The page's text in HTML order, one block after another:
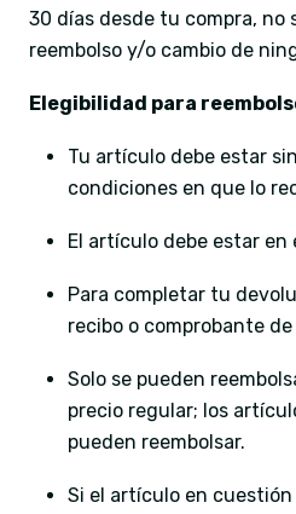
30 días desde tu compra, no
reembolso y/o cambio de
Elegibilidad para
Tu artículo debe estar
condiciones en que lo
El artículo debe estar en
Para completar tu
recibo o comprobante de
Solo se pueden
precio regular; los
pueden reembolsar.
Si el artículo en